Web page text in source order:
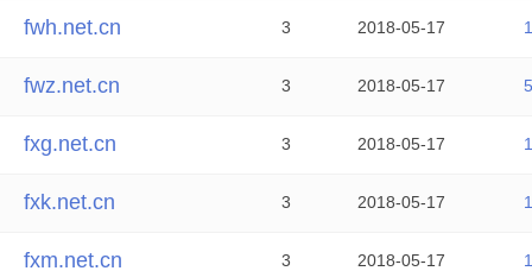
fwh.net.cn 3 2018-05-17
fwz.net.cn 3 2018-05-17
fxg.net.cn 3 2018-05-17
fxk.net.cn 3 2018-05-17
fxm.net.cn 3 2018-05-17